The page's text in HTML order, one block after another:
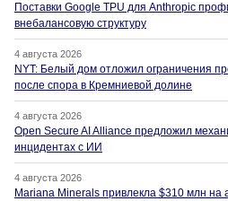
Поставки Google TPU для Anthropic
внебалансовую структуру
4 августа 2026
NYT: Белый дом отложил ограничения
после спора в Кремниевой долине
4 августа 2026
Open Secure AI Alliance предложил
инцидентах с ИИ
4 августа 2026
Mariana Minerals привлекла $310 млн на